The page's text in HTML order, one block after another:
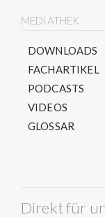
MEDIATHEK
DOWNLOADS
FACHARTIKEL
PODCASTS
VIDEOS
GLOSSAR
Direkt für